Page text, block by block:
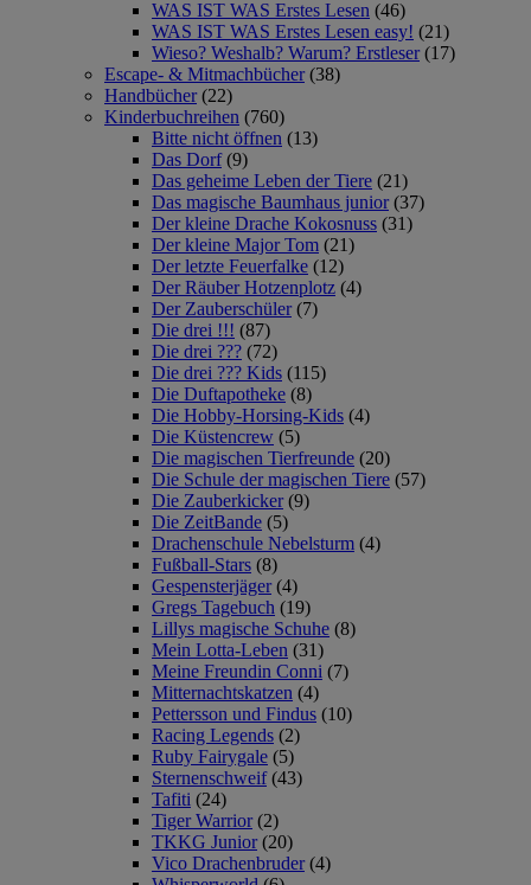
WAS IST WAS Erstes Lesen (46)
WAS IST WAS Erstes Lesen easy! (21)
Wieso? Weshalb? Warum? Erstleser (17)
Escape- & Mitmachbücher (38)
Handbücher (22)
Kinderbuchreihen (760)
Bitte nicht öffnen (13)
Das Dorf (9)
Das geheime Leben der Tiere (21)
Das magische Baumhaus junior (37)
Der kleine Drache Kokosnuss (31)
Der kleine Major Tom (21)
Der letzte Feuerfalke (12)
Der Räuber Hotzenplotz (4)
Der Zauberschüler (7)
Die drei !!! (87)
Die drei ??? (72)
Die drei ??? Kids (115)
Die Duftapotheke (8)
Die Hobby-Horsing-Kids (4)
Die Küstencrew (5)
Die magischen Tierfreunde (20)
Die Schule der magischen Tiere (57)
Die Zauberkicker (9)
Die ZeitBande (5)
Drachenschule Nebelsturm (4)
Fußball-Stars (8)
Gespensterjäger (4)
Gregs Tagebuch (19)
Lillys magische Schuhe (8)
Mein Lotta-Leben (31)
Meine Freundin Conni (7)
Mitternachtskatzen (4)
Pettersson und Findus (10)
Racing Legends (2)
Ruby Fairygale (5)
Sternenschweif (43)
Tafiti (24)
Tiger Warrior (2)
TKKG Junior (20)
Vico Drachenbruder (4)